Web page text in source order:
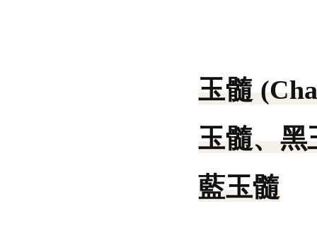
玉髓
玉髓、黑
藍玉髓